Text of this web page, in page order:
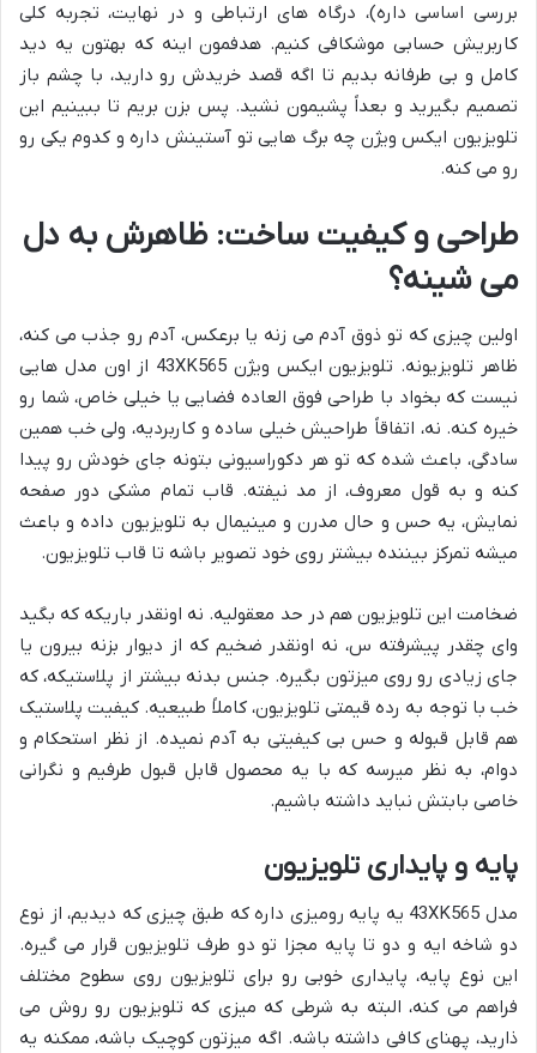
بررسی اساسی داره)، درگاه های ارتباطی و در نهایت، تجربه کلی
کاربریش حسابی موشکافی کنیم. هدفمون اینه که بهتون یه دید
کامل و بی طرفانه بدیم تا اگه قصد خریدش رو دارید، با چشم باز
تصمیم بگیرید و بعداً پشیمون نشید. پس بزن بریم تا ببینیم این
تلویزیون ایکس ویژن چه برگ هایی تو آستینش داره و کدوم یکی رو
رو می کنه.
طراحی و کیفیت ساخت: ظاهرش به دل
می شینه؟
اولین چیزی که تو ذوق آدم می زنه یا برعکس، آدم رو جذب می کنه،
ظاهر تلویزیونه. تلویزیون ایکس ویژن 43XK565 از اون مدل هایی
نیست که بخواد با طراحی فوق العاده فضایی یا خیلی خاص، شما رو
خیره کنه. نه، اتفاقاً طراحیش خیلی ساده و کاربردیه، ولی خب همین
سادگی، باعث شده که تو هر دکوراسیونی بتونه جای خودش رو پیدا
کنه و به قول معروف، از مد نیفته. قاب تمام مشکی دور صفحه
نمایش، یه حس و حال مدرن و مینیمال به تلویزیون داده و باعث
میشه تمرکز بیننده بیشتر روی خود تصویر باشه تا قاب تلویزیون.
ضخامت این تلویزیون هم در حد معقولیه. نه اونقدر باریکه که بگید
وای چقدر پیشرفته س، نه اونقدر ضخیم که از دیوار بزنه بیرون یا
جای زیادی رو روی میزتون بگیره. جنس بدنه بیشتر از پلاستیکه، که
خب با توجه به رده قیمتی تلویزیون، کاملاً طبیعیه. کیفیت پلاستیک
هم قابل قبوله و حس بی کیفیتی به آدم نمیده. از نظر استحکام و
دوام، به نظر میرسه که با یه محصول قابل قبول طرفیم و نگرانی
خاصی بابتش نباید داشته باشیم.
پایه و پایداری تلویزیون
مدل 43XK565 یه پایه رومیزی داره که طبق چیزی که دیدیم، از نوع
دو شاخه ایه و دو تا پایه مجزا تو دو طرف تلویزیون قرار می گیره.
این نوع پایه، پایداری خوبی رو برای تلویزیون روی سطوح مختلف
فراهم می کنه، البته به شرطی که میزی که تلویزیون رو روش می
ذارید، پهنای کافی داشته باشه. اگه میزتون کوچیک باشه، ممکنه یه